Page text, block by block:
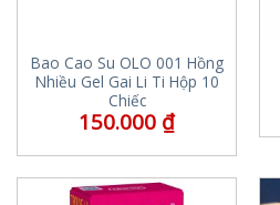
Bao Cao Su OLO 001 Hồng
Nhiều Gel Gai Li Ti Hộp 10
Chiếc
150.000 ₫